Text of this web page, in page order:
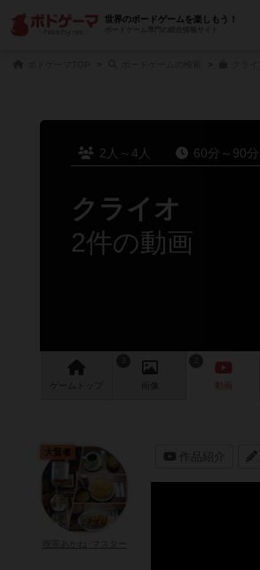
世界のボードゲームを楽しもう！
ボードゲーム専門の総合情報サイト
2人～4人 60分～90分
クライオ
2件の動画
ゲーム 画像
作品紹介
大賢者